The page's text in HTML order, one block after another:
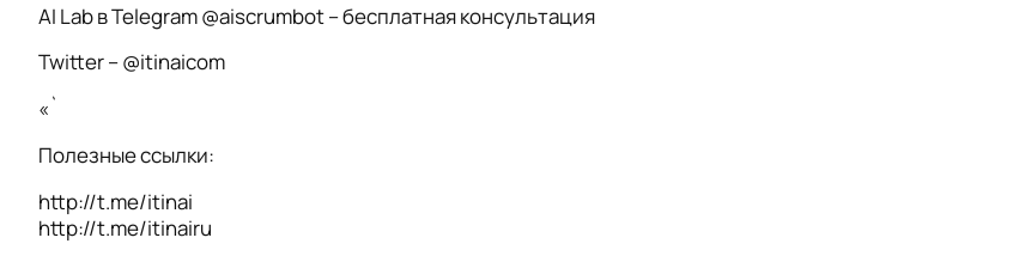
AI Lab в Telegram @aiscrumbot – бесплатная консультация
Twitter – @itinaicom
«`
Полезные ссылки:
http://t.me/itinai
http://t.me/itinairu